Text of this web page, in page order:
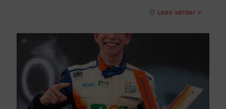
Lees verder >